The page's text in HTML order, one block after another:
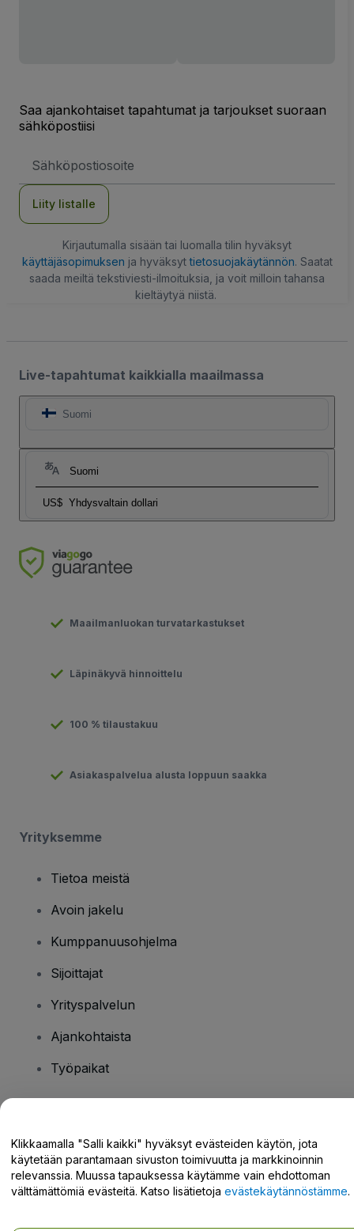
Saa ajankohtaiset tapahtumat ja tarjoukset suoraan
sähköpostiisi
Liity listalle
Kirjautumalla sisään tai luomalla tilin hyväksyt
käyttäjäsopimuksen ja hyväksyttietosuojakäytännön. Saatat
saada meiltä tekstiviesti-ilmoituksia, ja voit milloin tahansa
kieltäytyä niistä.
Live-tapahtumat kaikkialla maailmassa
Suomi
Suomi
US$ Yhdysvaltain dollari
Maailmanluokan turvatarkastukset
Läpinäkyvä hinnoittelu
100 % tilaustakuu
Asiakaspalvelua alusta loppuun saakka
Yrityksemme
Tietoa meistä
Avoin jakelu
Kumppanuusohjelma
Sijoittajat
Yrityspalvelun
Ajankohtaista
Työpaikat
Tukikeskus / Ota meihin yhteyttä
Klikkaamalla "Salli kaikki" hyväksyt evästeiden käytön, jota
käytetään parantamaan sivuston toimivuutta ja markkinoinnin
relevanssia. Muussa tapauksessa käytämme vain ehdottoman
välttämättömiä evästeitä. Katso lisätietoja evästekäytännöstämme.